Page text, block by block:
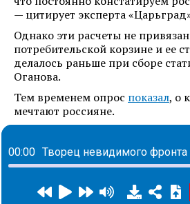
— цитирует эксперта
Однако эти расчеты не
потребительской корзине и ее
делалось раньше при сборе
Оганова.
Тем временем опрос показал, о
мечтают россияне.
00:00